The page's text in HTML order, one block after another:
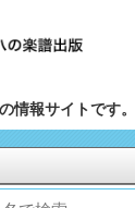
情報サイトです。